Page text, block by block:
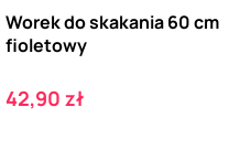
Worek do skakania 60 cm
fioletowy
Cena
42,90 zł